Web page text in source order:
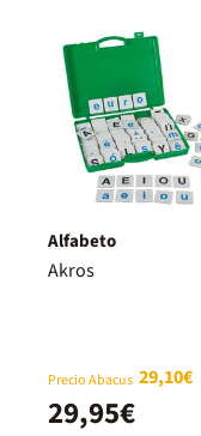
Alfabeto
Akros
Precio Abacus 29,10€
29,95€